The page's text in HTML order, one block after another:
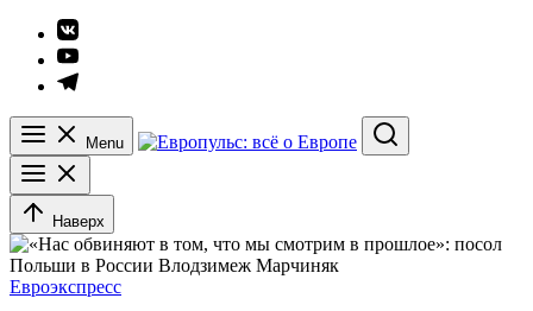
Элемент
меню
Элемент
меню
Элемент
Menu
Search
Наверх
Евроэкспресс